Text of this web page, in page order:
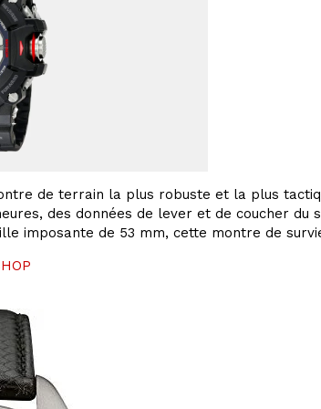
de terrain la plus robuste et la plus
des données de lever et de coucher
imposante de 53 mm, cette montre de